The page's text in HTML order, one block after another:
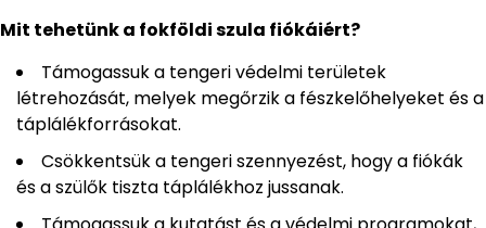
Mit tehetünk a fokföldi szula fiókáiért?
Támogassuk a tengeri védelmi területek
létrehozását, melyek megőrzik a fészkelőhelyeket és a
táplálékforrásokat.
Csökkentsük a tengeri szennyezést, hogy a fiókák
és a szülők tiszta táplálékhoz jussanak.